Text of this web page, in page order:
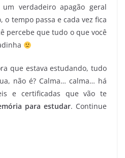
um verdadeiro apagão geral
o tempo passa e cada vez fica
percebe que tudo o que você
que estava estudando, tudo
não é? Calma… calma… há
e certificadas que vão te
para estudar. Continue